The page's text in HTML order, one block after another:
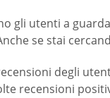
gli utenti a
se stai
degli
recensioni